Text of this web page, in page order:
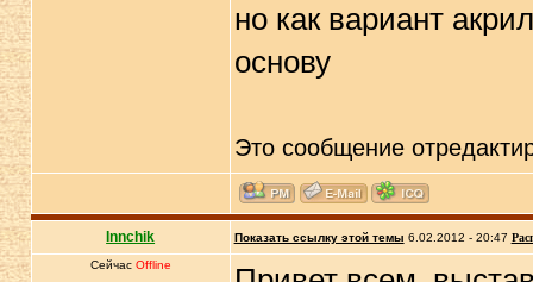
но как вариант
основу
Это сообщение
Innchik Показать ссылку этой темы 6.02.2012 - 20:47
Сейчас Offline